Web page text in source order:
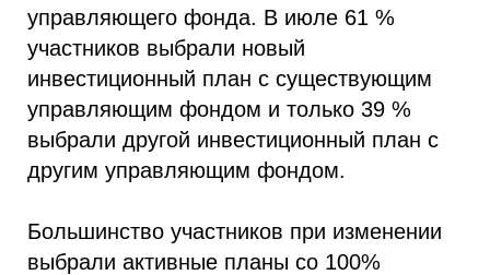
управляющего фонда. В июле 61 %
участников выбрали новый
инвестиционный план с существующим
управляющим фондом и только 39 %
выбрали другой инвестиционный план с
другим управляющим фондом.
Большинство участников при изменении
выбрали активные планы со 100%